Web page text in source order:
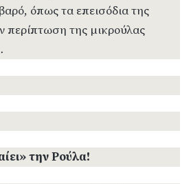
όπως τα επεισόδια της
περίπτωση της μικρούλας
την Ρούλα!